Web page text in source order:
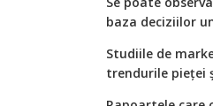
baza deciziilor
Studiile de
trendurile pieței